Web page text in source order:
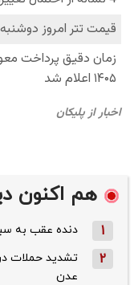
هم اکنون
1 دنده عقب به
2
تشدید حملات
عدن